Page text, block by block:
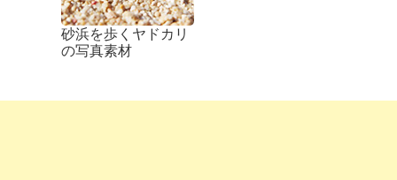
砂浜を歩くヤドカリ
の写真素材